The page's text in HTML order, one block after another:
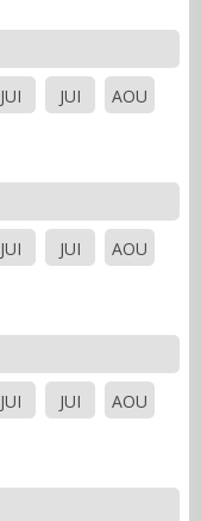
JUI JUI
AOU
JUI JUI
AOU
JUI JUI
AOU